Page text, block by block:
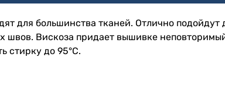
для большинства тканей. Отлично
Вискоза придает вышивке
стирку до 95°С.